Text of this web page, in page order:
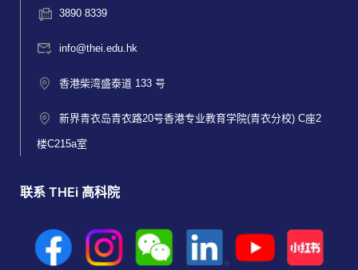
3890 8339
info@thei.edu.hk
香港柴湾盛泰道 133 号
新界青衣岛青衣路20号香港专业教育学院(青衣分校) C座2
楼C215a室
联系 THEi 高科院